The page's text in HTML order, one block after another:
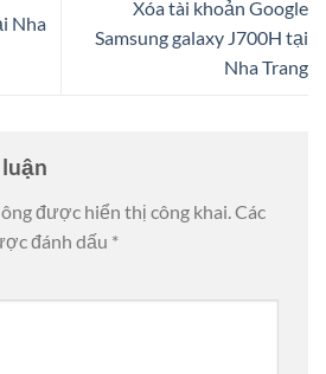
Nha
Xóa tài khoản Google
Samsung galaxy J700H tại
Nha Trang
được hiển thị công khai. Các
đánh dấu *